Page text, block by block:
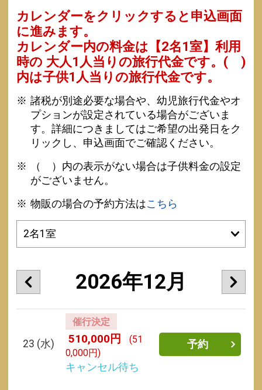
カレンダーをクリックすると申込画面
に進みます。
カレンダー内の料金は 【2名1室】利用
時の 大人1人当りの旅行代金です。 ( )
内は子供1人当りの旅行代金です。
諸税が別途必要な場合や、幼児旅行代金やオ
プションが設定されている場合がございま
す。詳細につきましてはご希望の出発日をク
リックし、申込画面でご確認ください。
（ ）内の表示がない場合は子供料金の設定
がございません。
物販の場合の予約方法はこちら
2026年12月
23 (水)
催行決定
510,000円
(51
0,000円)
キャンセル待ち
予約